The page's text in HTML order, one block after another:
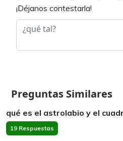
¡Déjanos contestarla!
Preguntas Similares
qué es el astrolabio y el
19 Respuestas